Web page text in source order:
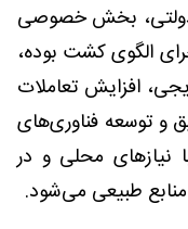
دولتی، بخش خصوصی
الگوی کشت بوده،
افزایش تعاملات
و توسعه فناوری‌های
نیازهای محلی و در
طبیعی می‌شود.